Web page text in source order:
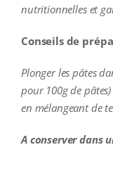
nutritionnelles et
Conseils de
Plonger les pâtes
pour 100g de
en mélangeant de
A conserver dans